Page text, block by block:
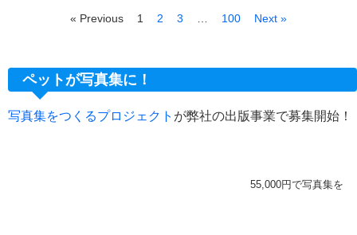
« Previous 1 2 3 100 Next »
ペットが写真集に！
写真集をつくるプロジェクト が弊社の出版事業で募集開始！